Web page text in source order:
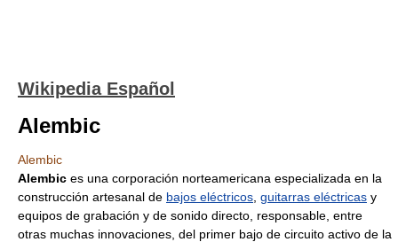
Wikipedia Español
Alembic
Alembic
Alembic es una corporación norteamericana especializada en la
construcción artesanal de bajos eléctricos guitarras eléctricas y
equipos de grabación y de sonido directo, responsable, entre
otras muchas innovaciones, del primer bajo de circuito activo de la